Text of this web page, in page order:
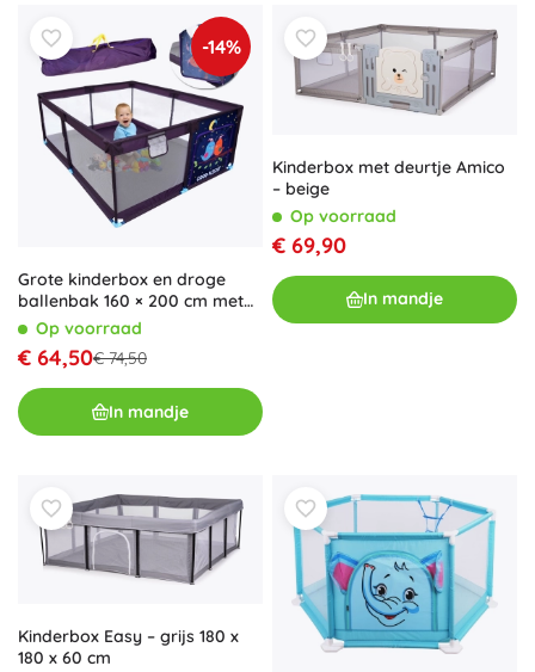
-14%
Grote kinderbox en droge
ballenbak 160 × 200 cm met
draagtas
Op voorraad
€ 64,50€ 74,50
In mandje
Kinderbox met deurtje Amico
– beige
Op voorraad
€ 69,90
In mandje
Kinderbox Easy – grijs 180 x
180 x 60 cm